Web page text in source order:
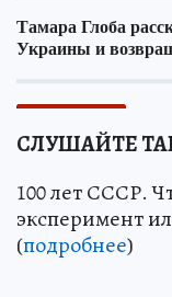
СЛУШАЙТЕ
100 лет СССР.
эксперимент
(подробнее)